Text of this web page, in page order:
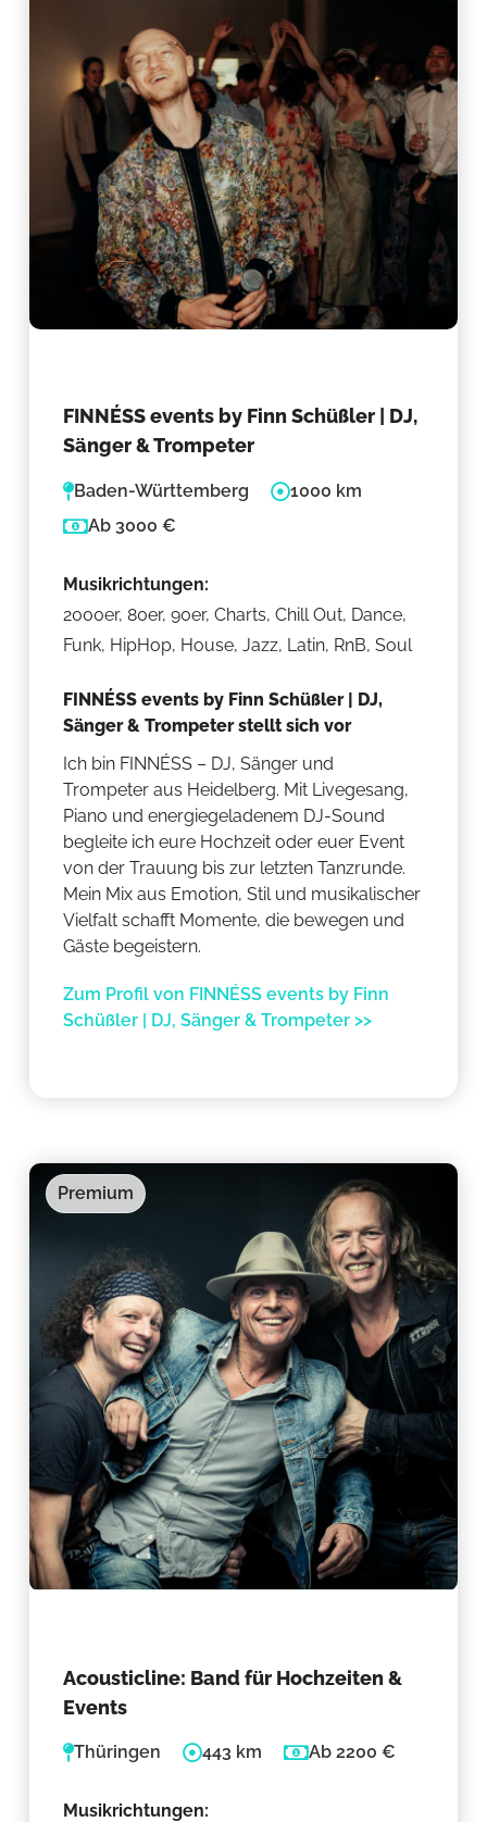
FINNÉSS events by Finn Schüßler | DJ,
Sänger & Trompeter
Baden-Württemberg
1000 km
Ab 3000 €
Musikrichtungen:
2000er, 80er, 90er, Charts, Chill Out, Dance,
Funk, HipHop, House, Jazz, Latin, RnB, Soul
FINNÉSS events by Finn Schüßler | DJ,
Sänger & Trompeter stellt sich vor
Ich bin FINNÉSS – DJ, Sänger und
Trompeter aus Heidelberg. Mit Livegesang,
Piano und energiegeladenem DJ-Sound
begleite ich eure Hochzeit oder euer Event
von der Trauung bis zur letzten Tanzrunde.
Mein Mix aus Emotion, Stil und musikalischer
Vielfalt schafft Momente, die bewegen und
Gäste begeistern.
Zum Profil von FINNÉSS events by Finn
Schüßler | DJ, Sänger & Trompeter >>
Premium
Acousticline: Band für Hochzeiten &
Events
Thüringen 443 km Ab 2200 €
Musikrichtungen: